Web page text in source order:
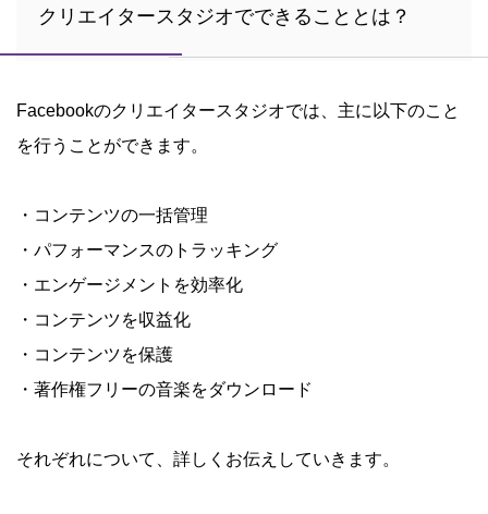
クリエイタースタジオでできることとは？
Facebookのクリエイタースタジオでは、主に以下のこと
を行うことができます。
・コンテンツの一括管理
・パフォーマンスのトラッキング
・エンゲージメントを効率化
・コンテンツを収益化
・コンテンツを保護
・著作権フリーの音楽をダウンロード
それぞれについて、詳しくお伝えしていきます。